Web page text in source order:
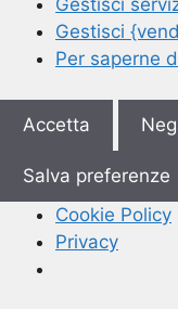
Gestisci
Per saperne
Accetta
Salva preferenze
Cookie Policy
Privacy